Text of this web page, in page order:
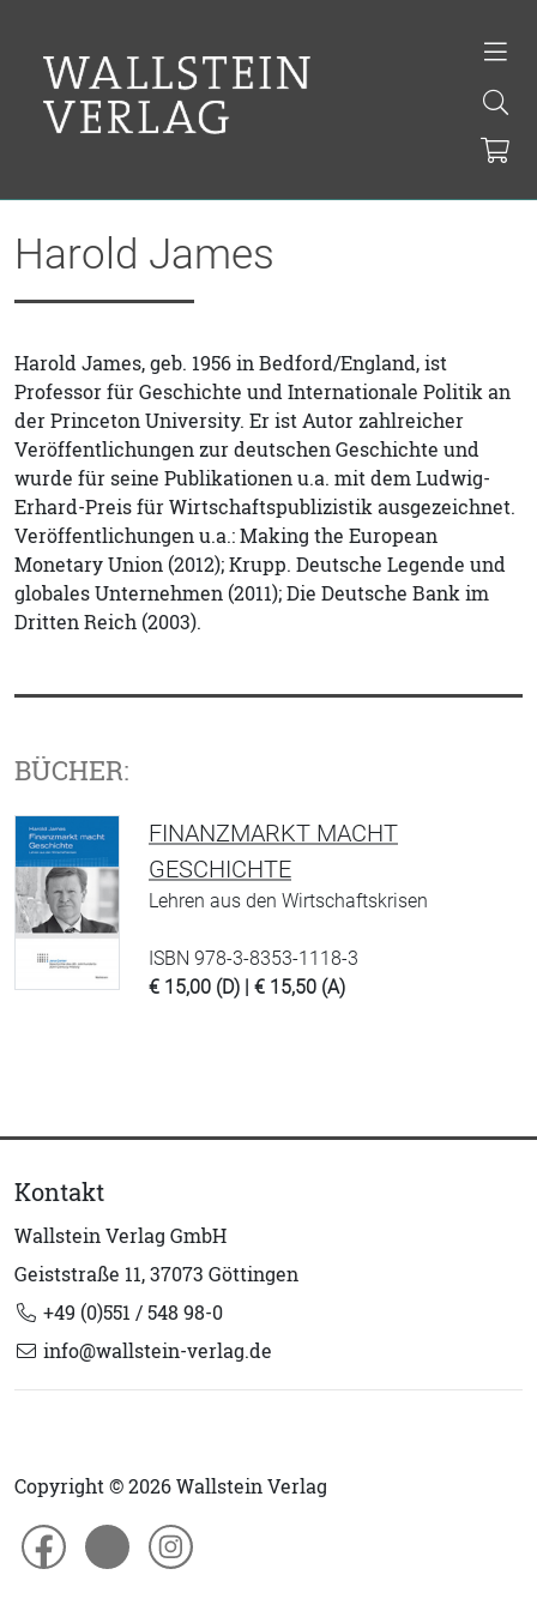
Harold James
Harold James, geb. 1956 in Bedford/England, ist
Professor für Geschichte und Internationale Politik an
der Princeton University. Er ist Autor zahlreicher
Veröffentlichungen zur deutschen Geschichte und
wurde für seine Publikationen u.a. mit dem Ludwig-
Erhard-Preis für Wirtschaftspublizistik ausgezeichnet.
Veröffentlichungen u.a.: Making the European
Monetary Union (2012); Krupp. Deutsche Legende und
globales Unternehmen (2011); Die Deutsche Bank im
Dritten Reich (2003).
BÜCHER:
FINANZMARKT MACHT
GESCHICHTE
Lehren aus den Wirtschaftskrisen
ISBN 978-3-8353-1118-3
€ 15,00 (D) | € 15,50 (A)
Kontakt
Wallstein Verlag GmbH
Geiststraße 11, 37073 Göttingen
+49 (0)551 / 548 98-0
info@wallstein-verlag.de
Copyright © 2026 Wallstein Verlag